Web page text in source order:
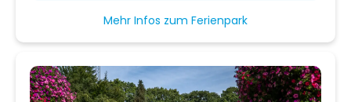
Mehr Infos zum Ferienpark